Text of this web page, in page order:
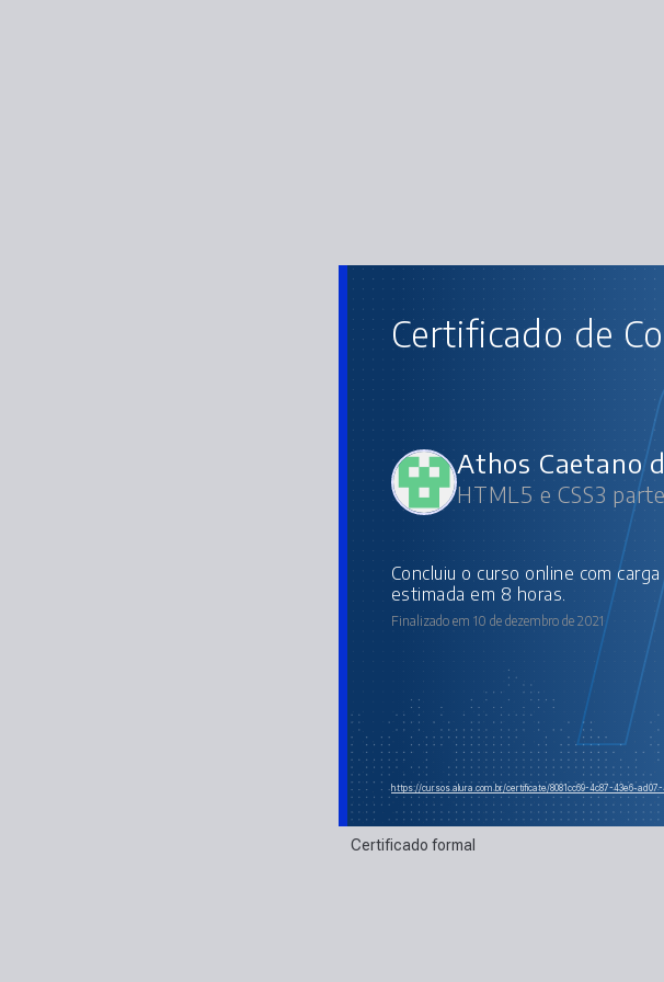
Certificado de
Athos Caetano
HTML5 e CSS3
concluiu o curso online com carga horária
estimada em 8 horas.
Finalizado em 10 de dezembro de 2021
https://cursos.alura.com.br/certificate/8081cc69-4c87-43e6-ad07-
Certificado formal